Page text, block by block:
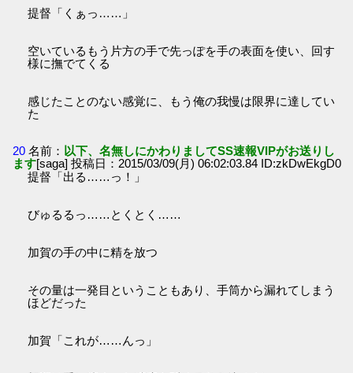
提督「くぁっ……」
空いているもう片方の手で先っぽを手の表面を使い、回す
様に撫でてくる
感じたことのない感覚に、もう俺の我慢は限界に達してい
た
20 名前： 以下、名無しにかわりましてSS速報VIPがお送りし
ます[saga] 投稿日：2015/03/09(月) 06:02:03.84 ID:zkDwEkgD0
提督「出る……っ！」
びゅるるっ……とくとく……
加賀の手の中に精を放つ
その量は一発目ということもあり、手筒から漏れてしまう
ほどだった
加賀「これが……んっ」